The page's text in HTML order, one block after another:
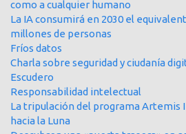
como a cualquier humano
La IA consumirá en 2030 el
millones de personas
Fríos datos
Charla sobre seguridad y ciudanía
Escudero
Responsabilidad intelectual
La tripulación del programa Artemis
hacia la Luna